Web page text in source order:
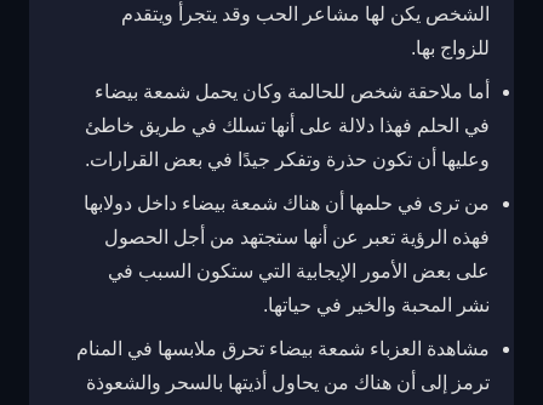
الشخص يكن لها مشاعر الحب وقد يتجرأ ويتقدم
للزواج بها.
أما ملاحقة شخص للحالمة وكان يحمل شمعة بيضاء
في الحلم فهذا دلالة على أنها تسلك في طريق خاطئ
وعليها أن تكون حذرة وتفكر جيدًا في بعض القرارات.
من ترى في حلمها أن هناك شمعة بيضاء داخل دولابها
فهذه الرؤية تعبر عن أنها ستجتهد من أجل الحصول
على بعض الأمور الإيجابية التي ستكون السبب في
نشر المحبة والخير في حياتها.
مشاهدة العزباء شمعة بيضاء تحرق ملابسها في المنام
ترمز إلى أن هناك من يحاول أذيتها بالسحر والشعوذة